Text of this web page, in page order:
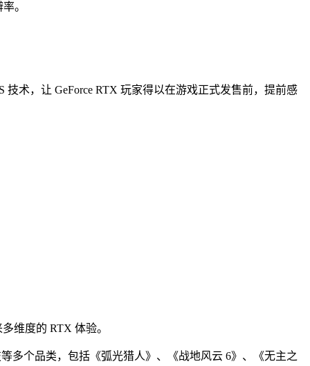
。
术，让 GeForce RTX 玩家得以在游戏正式发售前，提前感
维度的 RTX 体验。
多个品类，包括《弧光猎人》、《战地风云 6》、《无主之